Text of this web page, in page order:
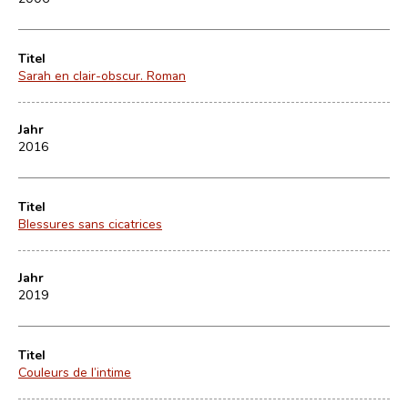
Titel
Sarah en clair-obscur. Roman
Jahr
2016
Titel
Blessures sans cicatrices
Jahr
2019
Titel
Couleurs de l’intime